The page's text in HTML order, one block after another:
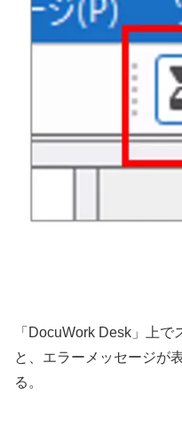
「DocuWork Desk」上
と、エラーメッセージが
る。